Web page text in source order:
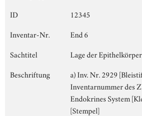
ID
12345
Inventar-Nr.
End 6
Sachtitel
Lage der
Beschriftung
a) Inv. Nr. 2929
Inventarnummer des
Endokrines System
[Stempel]